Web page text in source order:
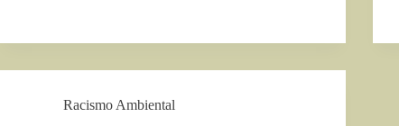
Racismo Ambiental